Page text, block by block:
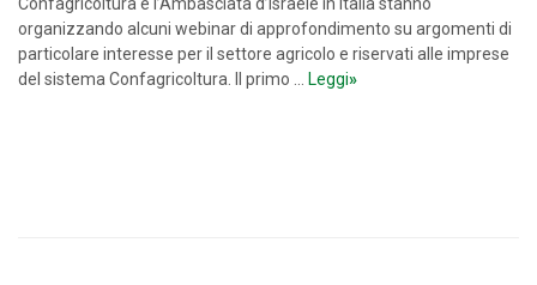
organizzando alcuni webinar di approfondimento su argomenti di
particolare interesse per il settore agricolo e riservati alle imprese
del sistema Confagricoltura. Il primo ...
Leggi»